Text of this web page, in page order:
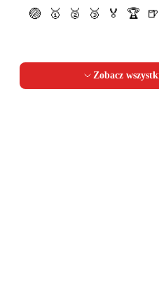
🏐
🥇 🥈 🥉 🏅 🏆 🍺
Zobacz